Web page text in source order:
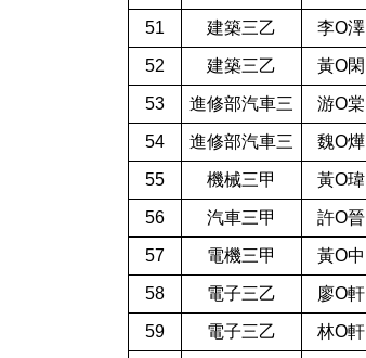
51 建築三乙 李O澤
52 建築三乙 黃O閑
53 進修部汽車三 游O棠
54 進修部汽車三 魏O燁
55 機械三甲 黃O瑋
56 汽車三甲 許O晉
57 電機三甲 黃O中
58 電子三乙 廖O軒
59 電子三乙 林O軒